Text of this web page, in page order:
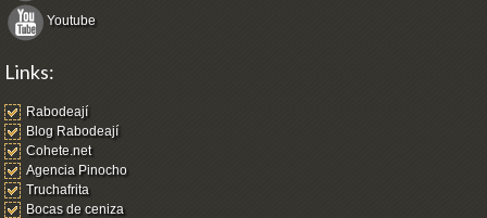
Youtube
Links:
Rabodeají
Blog Rabodeají
Cohete.net
Agencia Pinocho
Truchafrita
Bocas de ceniza